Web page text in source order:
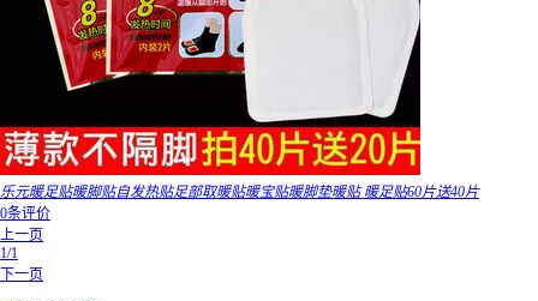
乐元暖足贴暖脚贴自发热贴足部取暖贴暖宝贴暖脚垫暖贴 暖足贴60片送40片
0条评价
上一页
1/1
下一页